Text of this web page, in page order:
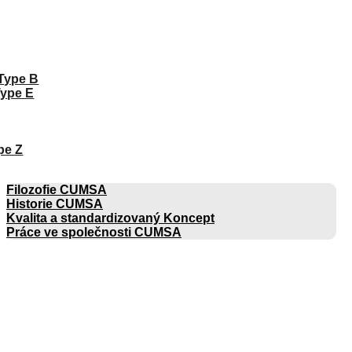
B
E
Z
Filozofie CUMSA
Historie CUMSA
Kvalita a standardizovaný Koncept
Práce ve společnosti CUMSA